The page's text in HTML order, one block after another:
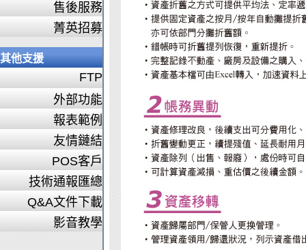
售後服務
菁英招募
其他支援
FTP
外部功能
報表範例
友情鏈結
POS客戶
技術通報匯總
Q&A文件下載
影音教學